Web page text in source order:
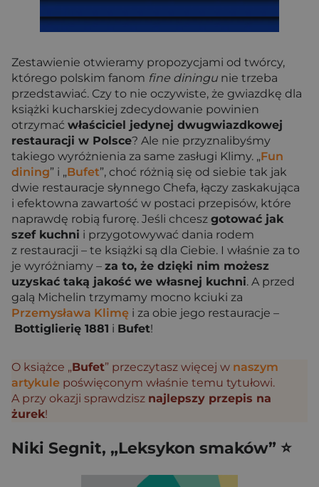
Zestawienie otwieramy propozycjami od twórcy,
którego polskim fanom fine diningu nie trzeba
przedstawiać. Czy to nie oczywiste, że gwiazdkę dla
książki kucharskiej zdecydowanie powinien
otrzymać właściciel jedynej dwugwiazdkowej
restauracji w Polsce? Ale nie przyznalibyśmy
takiego wyróżnienia za same zasługi Klimy. „Fun
dining” i „Bufet”, choć różnią się od siebie tak jak
dwie restauracje słynnego Chefa, łączy zaskakująca
i efektowna zawartość w postaci przepisów, które
naprawdę robią furorę. Jeśli chcesz gotować jak
szef kuchni i przygotowywać dania rodem
z restauracji – te książki są dla Ciebie. I właśnie za to
je wyróżniamy – za to, że dzięki nim możesz
uzyskać taką jakość we własnej kuchni. A przed
galą Michelin trzymamy mocno kciuki za
Przemysława Klimę i za obie jego restauracje –
Bottiglierię 1881 i Bufet!
O książce „Bufet” przeczytasz więcej w naszym
artykule poświęconym właśnie temu tytułowi.
A przy okazji sprawdzisz najlepszy przepis na
żurek!
Niki Segnit, „Leksykon smaków” ⭐